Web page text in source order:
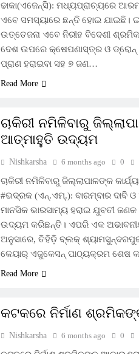
ଢାକା(ଏଜେନ୍ସି): ମଧ୍ୟପ୍ରାଚ୍ୟରେ
ଏବେ ସମସ୍ୟାରେ ଛନ୍ଦି ହୋଇ ଯାଇଛି।
ଉତ୍ତେଜନା ଏବେ ନିରୀହ ବିଦେଶୀ
ଦେଶ ଉପରେ କ୍ଷେପଣାସ୍ତ୍ର ଓ ଡ୍ରୋନ୍
ପ୍ରାଣ ହରାଇବା ସହ ୭ ଜଣ…
Read More
ଚାକିରୀ ନମିଳିବାରୁ
ଆତ୍ମାହୁତି ଉଦ୍ୟମ
Nishkarsha 6 months ago 0
ଚାକିରୀ ନମିଳିବାରୁ ଜିଲ୍ଲାପାଳଙ୍କ
#ଭଦ୍ରକ (ଏନ୍‌.ଏମ୍‌.): ବାରମ୍ବାର ଦାବି
ମାନସିକ ଭାରସାମ୍ୟ ହରାଇ ଯୁବତୀ
ଉଦ୍ୟମ କରିଛନ୍ତି। ଏପରି ଏକ
ଅନୁସାରେ, ତିହିଡ଼ି ବ୍ଲକ୍
କେୟାର୍ ଏଜୁକେସନ୍ ପାଠ୍ୟକ୍ରମ ଶେଷ
Read More
କଟକରେ ନିର୍ମାଣ
Nishkarsha 6 months ago 0